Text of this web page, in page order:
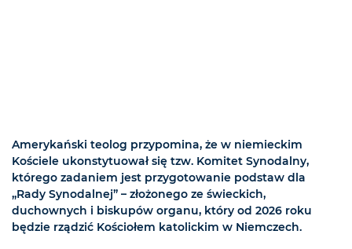
Amerykański teolog przypomina, że w niemieckim
Kościele ukonstytuował się tzw. Komitet Synodalny,
którego zadaniem jest przygotowanie podstaw dla
„Rady Synodalnej” – złożonego ze świeckich,
duchownych i biskupów organu, który od 2026 roku
będzie rządzić Kościołem katolickim w Niemczech.